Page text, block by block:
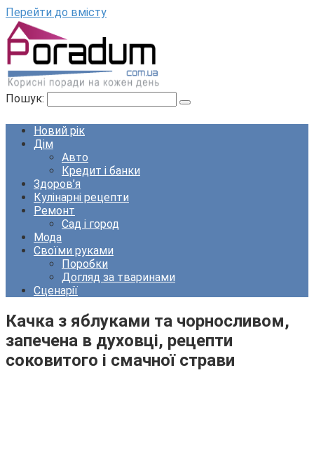
Перейти до вмісту
Пошук:
Новий рік
Дім
Авто
Кредит і банки
Здоров’я
Кулінарні рецепти
Ремонт
Сад і город
Мода
Своїми руками
Поробки
Догляд за тваринами
Сценарії
Качка з яблуками та чорносливом,
запечена в духовці, рецепти
соковитого і смачної страви